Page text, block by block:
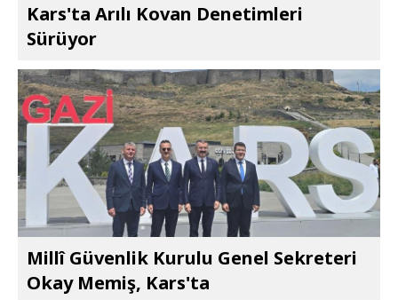
Kars'ta Arılı Kovan Denetimleri
Sürüyor
Millî Güvenlik Kurulu Genel Sekreteri
Okay Memiş, Kars'ta